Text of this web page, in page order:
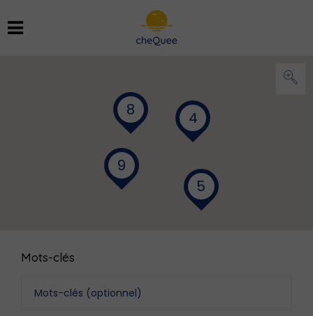
9
8
5
4
Mots-clés